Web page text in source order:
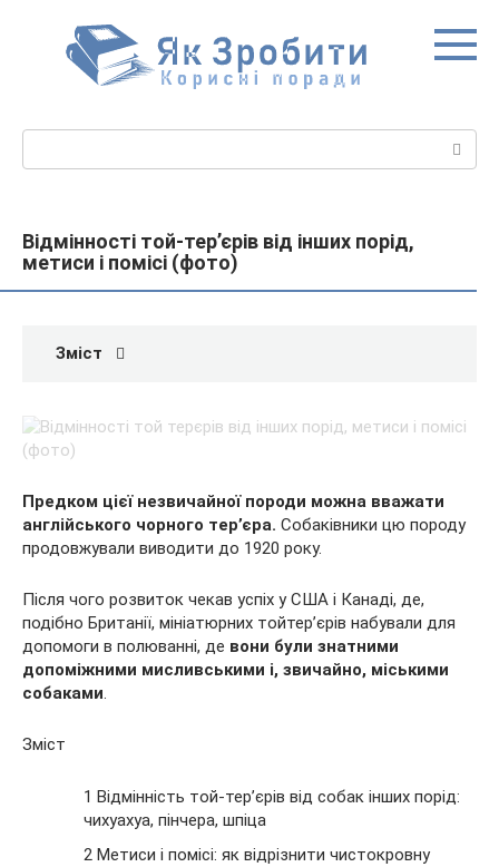
Відмінності той-тер’єрів від інших порід,
метиси і помісі (фото)
Зміст
Предком цієї незвичайної породи можна вважати
англійського чорного тер’єра. Собаківники цю породу
продовжували виводити до 1920 року.
Після чого розвиток чекав успіх у США і Канаді, де,
подібно Британії, мініатюрних тойтер’єрів набували для
допомоги в полюванні, де вони були знатними
допоміжними мисливськими і, звичайно, міськими
собаками.
Зміст
1 Відмінність той-тер’єрів від собак інших порід:
чихуахуа, пінчера, шпіца
2 Метиси і помісі: як відрізнити чистокровну